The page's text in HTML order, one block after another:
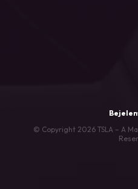
© Copyright 2026 TSLA – A